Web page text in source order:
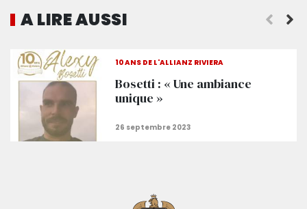
A LIRE AUSSI
10 ANS DE L'ALLIANZ RIVIERA
Bosetti : « Une ambiance
unique »
La barre des 20 000 supporters franchie